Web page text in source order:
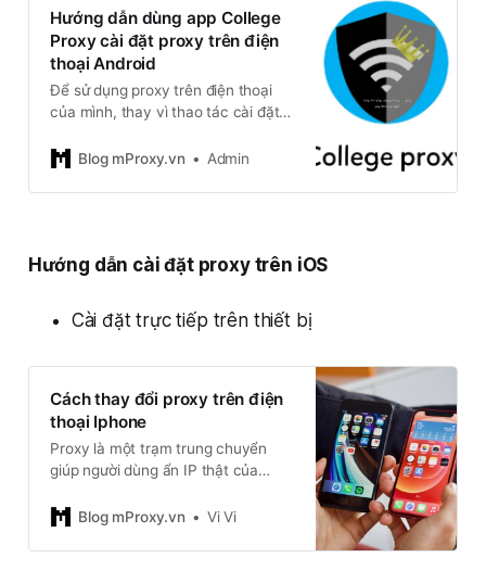
Hướng dẫn dùng app College
Proxy cài đặt proxy trên điện
thoại Android
Để sử dụng proxy trên điện thoại
của mình, thay vì thao tác cài đặt
điện thoại, mproxy sẽ giới thiệu đến
thoại với hệ điều hành android dễ
Blog mProxy.vn Admin
Hướng dẫn cài đặt proxy trên iOS
Cài đặt trực tiếp trên thiết bị
Cách thay đổi proxy trên điện
thoại Iphone
Proxy là một trạm trung chuyển
giúp người dùng ẩn IP thật của
việc ẩn IP, Proxy còn phổ biến việc
các nhà bán Online, người làm
Blog mProxy.vn Vi Vi